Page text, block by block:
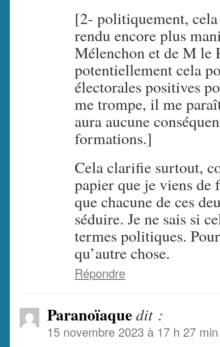
[2- politiquement,
rendu encore plus
Mélenchon et de M le
potentiellement cela
électorales positives
me trompe, il me
aura aucune
formations.]
Cela clarifie surtout,
papier que je viens de
que chacune de ces
séduire. Je ne sais si
termes politiques.
qu’autre chose.
Répondre
Paranoïaquedit :
15 novembre 2023 à 17 h 27 min